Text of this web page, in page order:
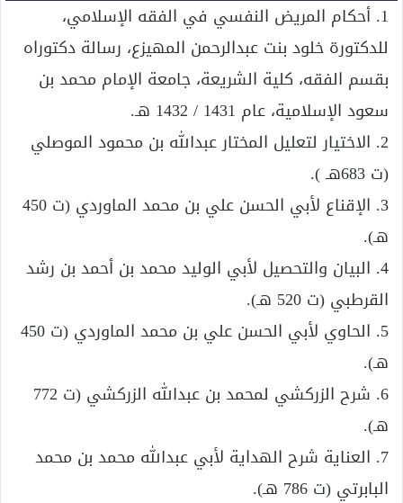
1. أحكام المريض النفسي في الفقه الإسلامي،
للدكتورة خلود بنت عبدالرحمن المهيزع، رسالة دكتوراه
بقسم الفقه، كلية الشريعة، جامعة الإمام محمد بن
سعود الإسلامية، عام 1431 / 1432 هـ.
2. الاختيار لتعليل المختار عبدالله بن محمود الموصلي
(ت 683هـ ).
3. الإقناع لأبي الحسن علي بن محمد الماوردي (ت 450
هـ).
4. البيان والتحصيل لأبي الوليد محمد بن أحمد بن رشد
القرطبي (ت 520 هـ).
5. الحاوي لأبي الحسن علي بن محمد الماوردي (ت 450
هـ).
6. شرح الزركشي لمحمد بن عبدالله الزركشي (ت 772
هـ).
7. العناية شرح الهداية لأبي عبدالله محمد بن محمد
البابرتي (ت 786 هـ).